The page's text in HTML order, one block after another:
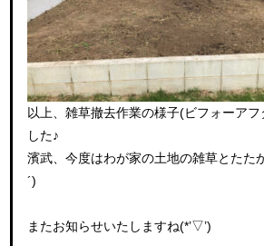
以上、雑草撤去作業の様子(ビフォーアフ
した♪
濱武、今度はわが家の土地の雑草とたた
´)ゞ
またお知らせいたしますね(*’▽’)